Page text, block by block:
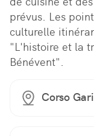
prévus. Les
culturelle
"L'histoire et la
Bénévent".
Corso